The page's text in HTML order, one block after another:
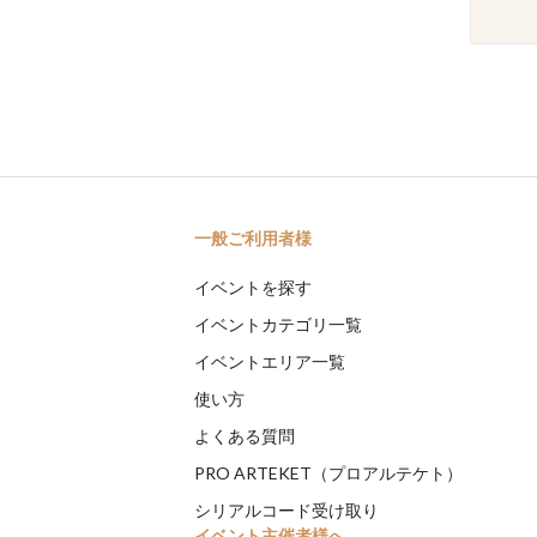
一般ご利用者様
イベントを探す
イベントカテゴリ一覧
イベントエリア一覧
使い方
よくある質問
PRO ARTEKET（プロアルテケト）
シリアルコード受け取り